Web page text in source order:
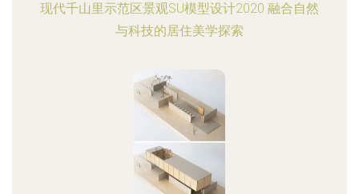
现代千山里示范区景观SU模型设计2020 融合自然
与科技的居住美学探索